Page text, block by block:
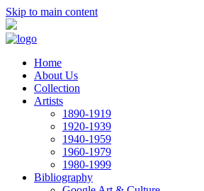
Skip to main content
Home
About Us
Collection
Artists
1890-1919
1920-1939
1940-1959
1960-1979
1980-1999
Bibliography